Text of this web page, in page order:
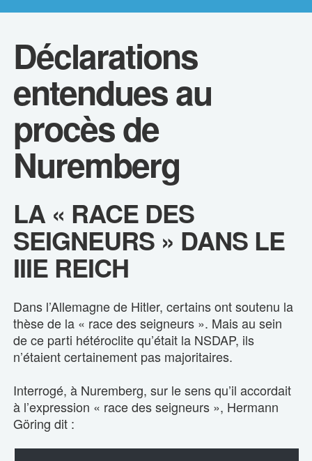
Déclarations
entendues au
procès de
Nuremberg
LA « RACE DES
SEIGNEURS » DANS LE
IIIE REICH
Dans l’Allemagne de Hitler, certains ont soutenu la
thèse de la « race des seigneurs ». Mais au sein
de ce parti hétéroclite qu’était la NSDAP, ils
n’étaient certainement pas majoritaires.
Interrogé, à Nuremberg, sur le sens qu’il accordait
à l’expression « race des seigneurs », Hermann
Göring dit :